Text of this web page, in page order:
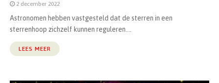
2 december 2022
Astronomen hebben vastgesteld dat de sterren in een
sterrenhoop zichzelf kunnen reguleren....
LEES MEER